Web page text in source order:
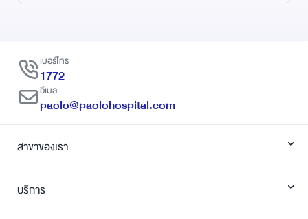
เบอร์โทร
1772
อีเมล
paolo@paolohospital.com
สาขาของเรา
บริการ